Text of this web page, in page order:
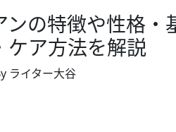
ンの特徴や性格・
ケア方法を解説
ライター大谷